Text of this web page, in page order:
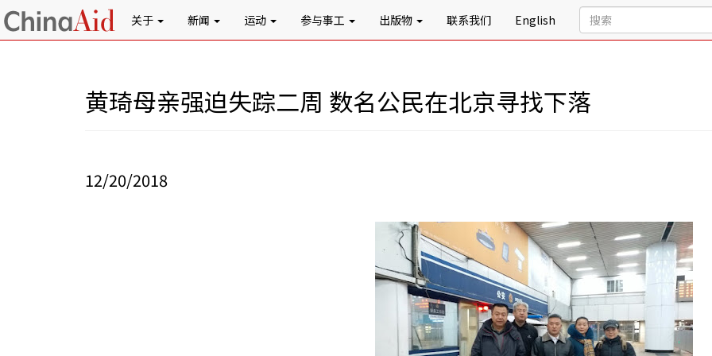
关于 新闻 运动 参与事工 出版物 联系我们 English
黄琦母亲强迫失踪二周 数名公民在北京寻找下落
12/20/2018